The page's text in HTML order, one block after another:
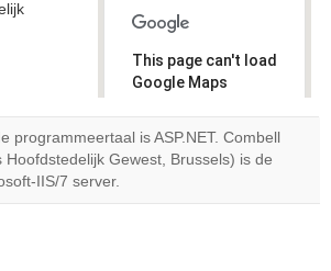
This page can't load
Google Maps
Do you
own this
OK
programmeertaal is ASP.NET. Combell
Hoofdstedelijk Gewest, Brussels) is de
IIS/7 server.